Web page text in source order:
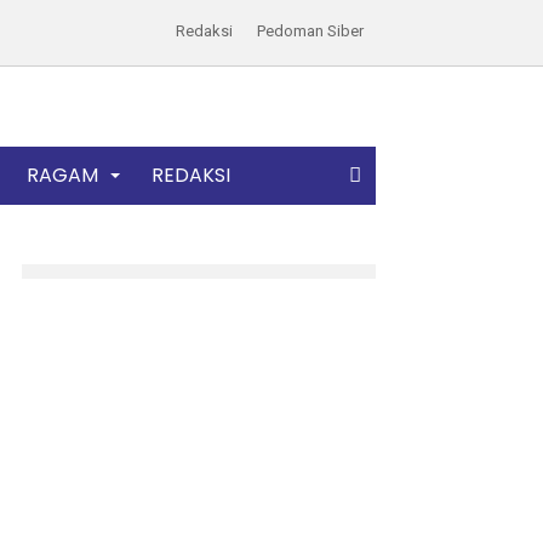
Redaksi Pedoman Siber
RAGAM REDAKSI